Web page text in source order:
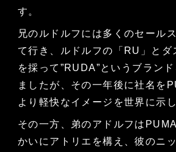
す。
兄のルドルフには多くのセール
て行き、ルドルフの「RU」とダ
を採って”RUDA”というブラン
ましたが、その一年後に社名を
より軽快なイメージを世界に示し
その一方、弟のアドルフは
かいにアトリエを構え、彼のニ